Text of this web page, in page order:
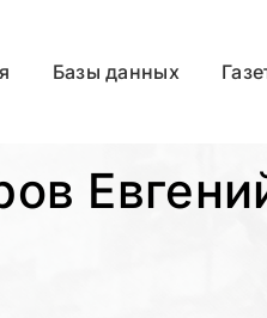
Базы данных